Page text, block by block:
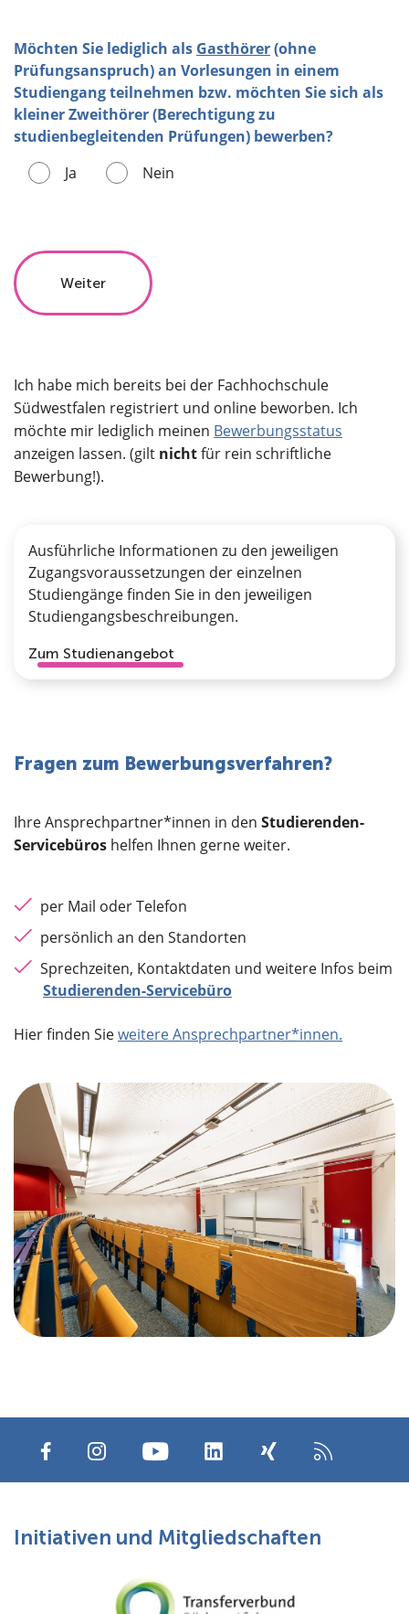
Möchten Sie lediglich als Gasthörer(ohne
Prüfungsanspruch) an Vorlesungen in einem
Studiengang teilnehmen bzw. möchten Sie sich als
kleiner Zweithörer (Berechtigung zu
studienbegleitenden Prüfungen) bewerben?
Ja
Nein
Ich habe mich bereits bei der Fachhochschule
Südwestfalen registriert und online beworben. Ich
möchte mir lediglich meinen Bewerbungsstatus
anzeigen lassen. (gilt nichtfür rein schriftliche
Bewerbung!).
Ausführliche Informationen zu den jeweiligen
Zugangsvoraussetzungen der einzelnen
Studiengänge finden Sie in den jeweiligen
Studiengangsbeschreibungen.
Zum Studienangebot
Fragen zum Bewerbungsverfahren?
Ihre Ansprechpartner*innen in den Studierenden-
Servicebüros helfen Ihnen gerne weiter.
per Mail oder Telefon
persönlich an den Standorten
Sprechzeiten, Kontaktdaten und weitere Infos beim
Studierenden-Servicebüro
Hier finden Sieweitere Ansprechpartner*innen.
Initiativen und Mitgliedschaften